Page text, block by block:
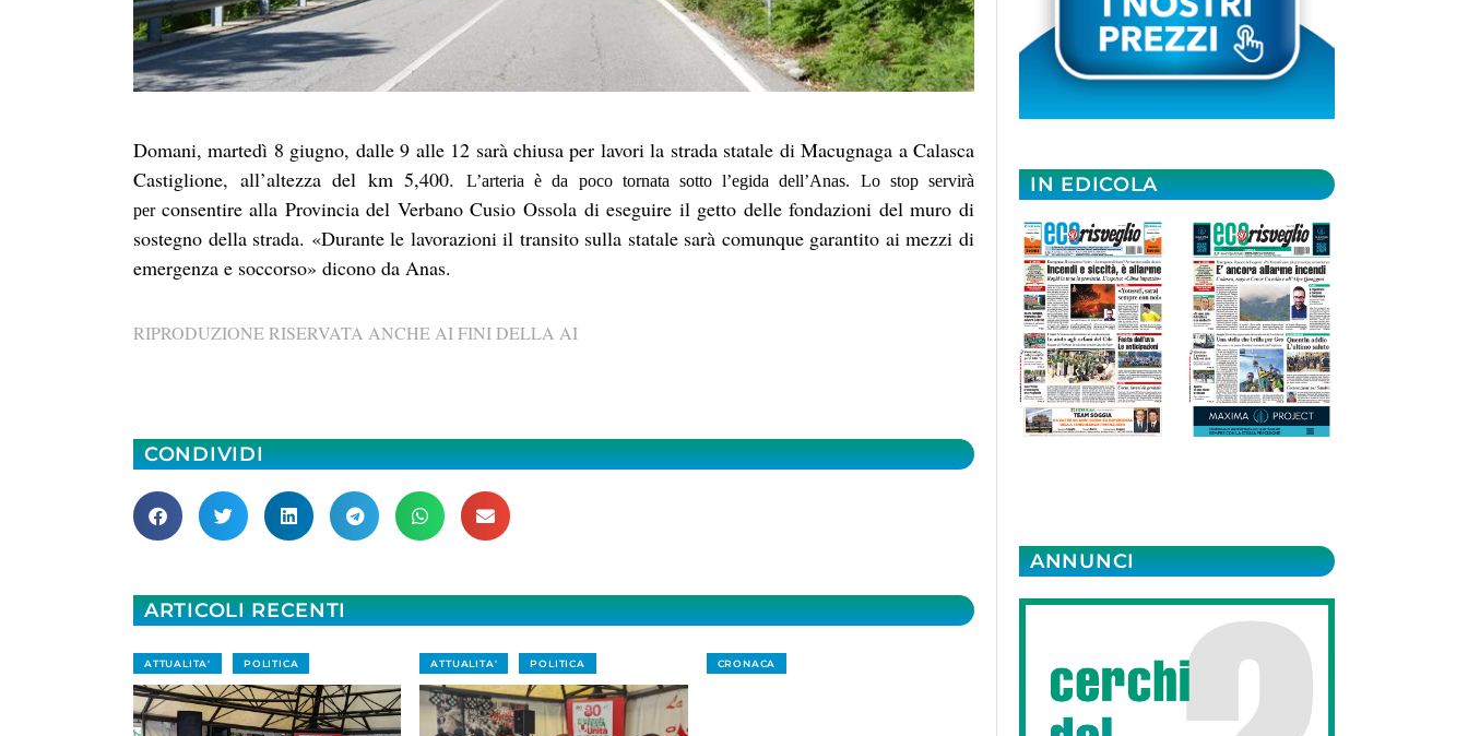
Domani, martedì 8 giugno, dalle 9 alle 12 sarà chiusa per lavori la strada statale di Macugnaga a Calasca
Castiglione,all’altezza del km 5,400.L’arteria è da poco tornata sotto l’egida dell’Anas. Lo stop servirà
per consentire alla Provincia del Verbano Cusio Ossola di eseguire il getto delle fondazioni del muro di
sostegno della strada. «Durante le lavorazioni il transito sulla statale sarà comunque garantito ai mezzi di
emergenza e soccorso» dicono da Anas.
RIPRODUZIONE RISERVATA ANCHE AI FINI DELLA AI
CONDIVIDI
ARTICOLI RECENTI
ATTUALITA' POLITICA ATTUALITA' POLITICA CRONACA
IN EDICOLA
ANNUNCI